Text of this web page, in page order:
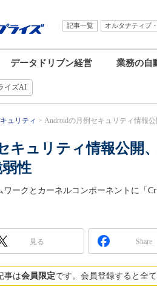
記事一覧 オルタナティブ
データドリブン経営 業務の自
イズAI
ュリティ Androidの月例セキュリティ情報
キュリティ情報公開
性
ークとカーネルコンポーネントに「
見る Share
事は会員限定です。会員登録すると全